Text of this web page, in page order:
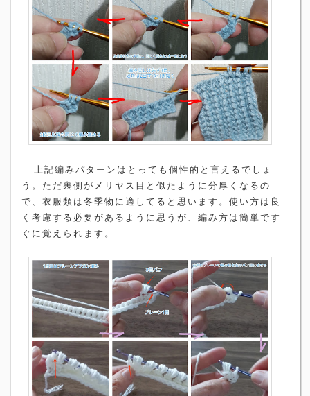
上記編みパターンはとっても個性的と言えるでしょ
う。ただ裏側がメリヤス目と似たように分厚くなるの
で、衣服類は冬季物に適してると思います。使い方は良
く考慮する必要があるように思うが、編み方は簡単です
ぐに覚えられます。